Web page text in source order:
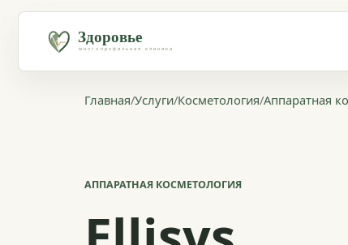
Главная/Услуги/Косметология/Аппаратная
АППАРАТНАЯ КОСМЕТОЛОГИЯ